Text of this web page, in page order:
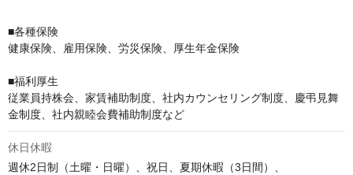
■各種保険
健康保険、雇用保険、労災保険、厚生年金保険
■福利厚生
従業員持株会、家賃補助制度、社内カウンセリング制度、慶弔見舞
金制度、社内親睦会費補助制度など
休日休暇
週休2日制（土曜・日曜）、祝日、夏期休暇（3日間）、